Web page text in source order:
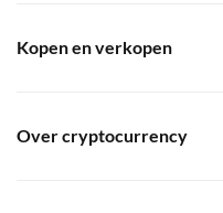
Kopen en verkopen
Over cryptocurrency